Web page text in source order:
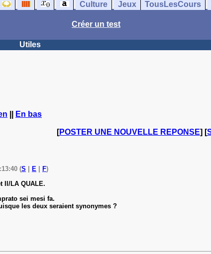
Culture Jeux TousLesCours
Créer un test
Utiles
En bas
[POSTER UNE NOUVELLE REPONSE] [
(S E F)
Il/LA QUALE.
sei mesi fa.
les deux seraient synonymes ?